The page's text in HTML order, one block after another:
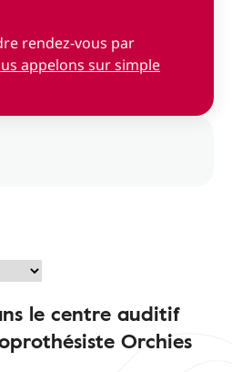
rendez-vous par
appelons sur simple
le centre auditif
Orchies